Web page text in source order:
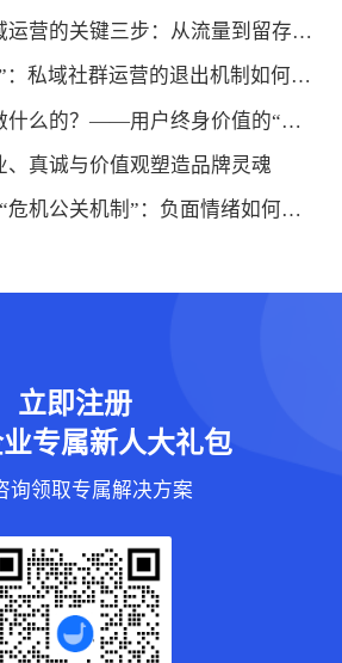
6.公域引流后，私域运营的关键三步：从流量到留存的闭环打造
7.破解“群成员流失”：私域社群运营的退出机制如何反向优化运营策略
8.私域社群运营是做什么的？——用户终身价值的“经营密码”
、真诚与价值观塑造品牌灵魂
10.私域社群运营的“危机公关机制”：负面情绪如何在3小时内有效疏导
立即注册
专属新人大礼包
询领取专属解决方案